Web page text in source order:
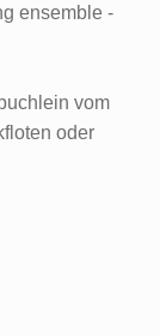
ensemble -
vom
oder